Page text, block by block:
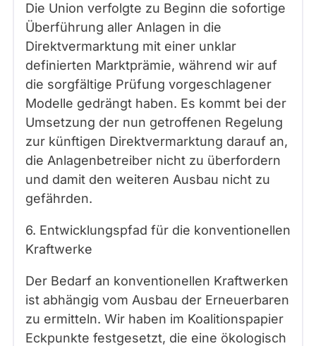
Die Union verfolgte zu Beginn die sofortige
Überführung aller Anlagen in die
Direktvermarktung mit einer unklar
definierten Marktprämie, während wir auf
die sorgfältige Prüfung vorgeschlagener
Modelle gedrängt haben. Es kommt bei der
Umsetzung der nun getroffenen Regelung
zur künftigen Direktvermarktung darauf an,
die Anlagenbetreiber nicht zu überfordern
und damit den weiteren Ausbau nicht zu
gefährden.
6. Entwicklungspfad für die konventionellen
Kraftwerke
Der Bedarf an konventionellen Kraftwerken
ist abhängig vom Ausbau der Erneuerbaren
zu ermitteln. Wir haben im Koalitionspapier
Eckpunkte festgesetzt, die eine ökologisch